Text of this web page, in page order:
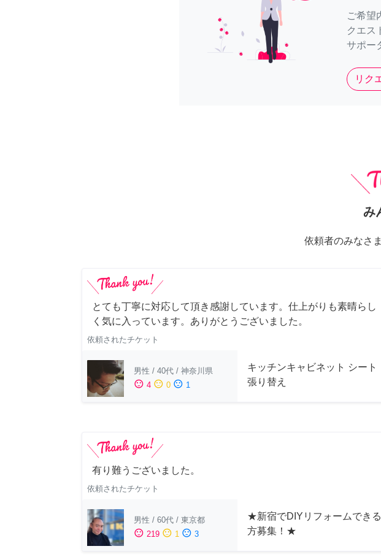
ご希望
クエス
サポー
リク
み
依頼者のみなさ
とても丁寧に対応して頂き感謝しています。仕上がりも素晴らし
く気に入っています。ありがとうございました。
依頼されたチケット
男性 / 40代 / 神奈川県
sentiment_satisfied 4 sentiment_neutral 0 sentiment_dissatisfied 1
キッチンキャビネット シート
張り替え
有り難うございました。
依頼されたチケット
男性 / 60代 / 東京都
sentiment_satisfied 219 sentiment_neutral 1 sentiment_dissatisfied 3
★新宿でDIYリフォームできる
方募集！★